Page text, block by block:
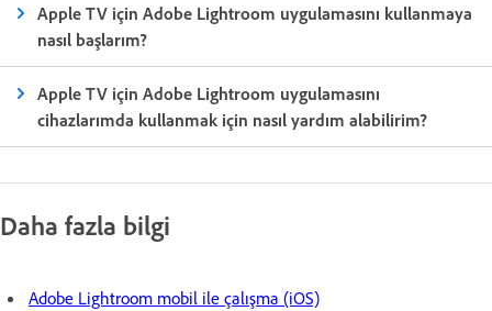
Apple TV için Adobe Lightroom uygulamasını kullanmaya
nasıl başlarım?
Apple TV için Adobe Lightroom uygulamasını
cihazlarımda kullanmak için nasıl yardım alabilirim?
Daha fazla bilgi
Adobe Lightroom mobil ile çalışma (iOS)